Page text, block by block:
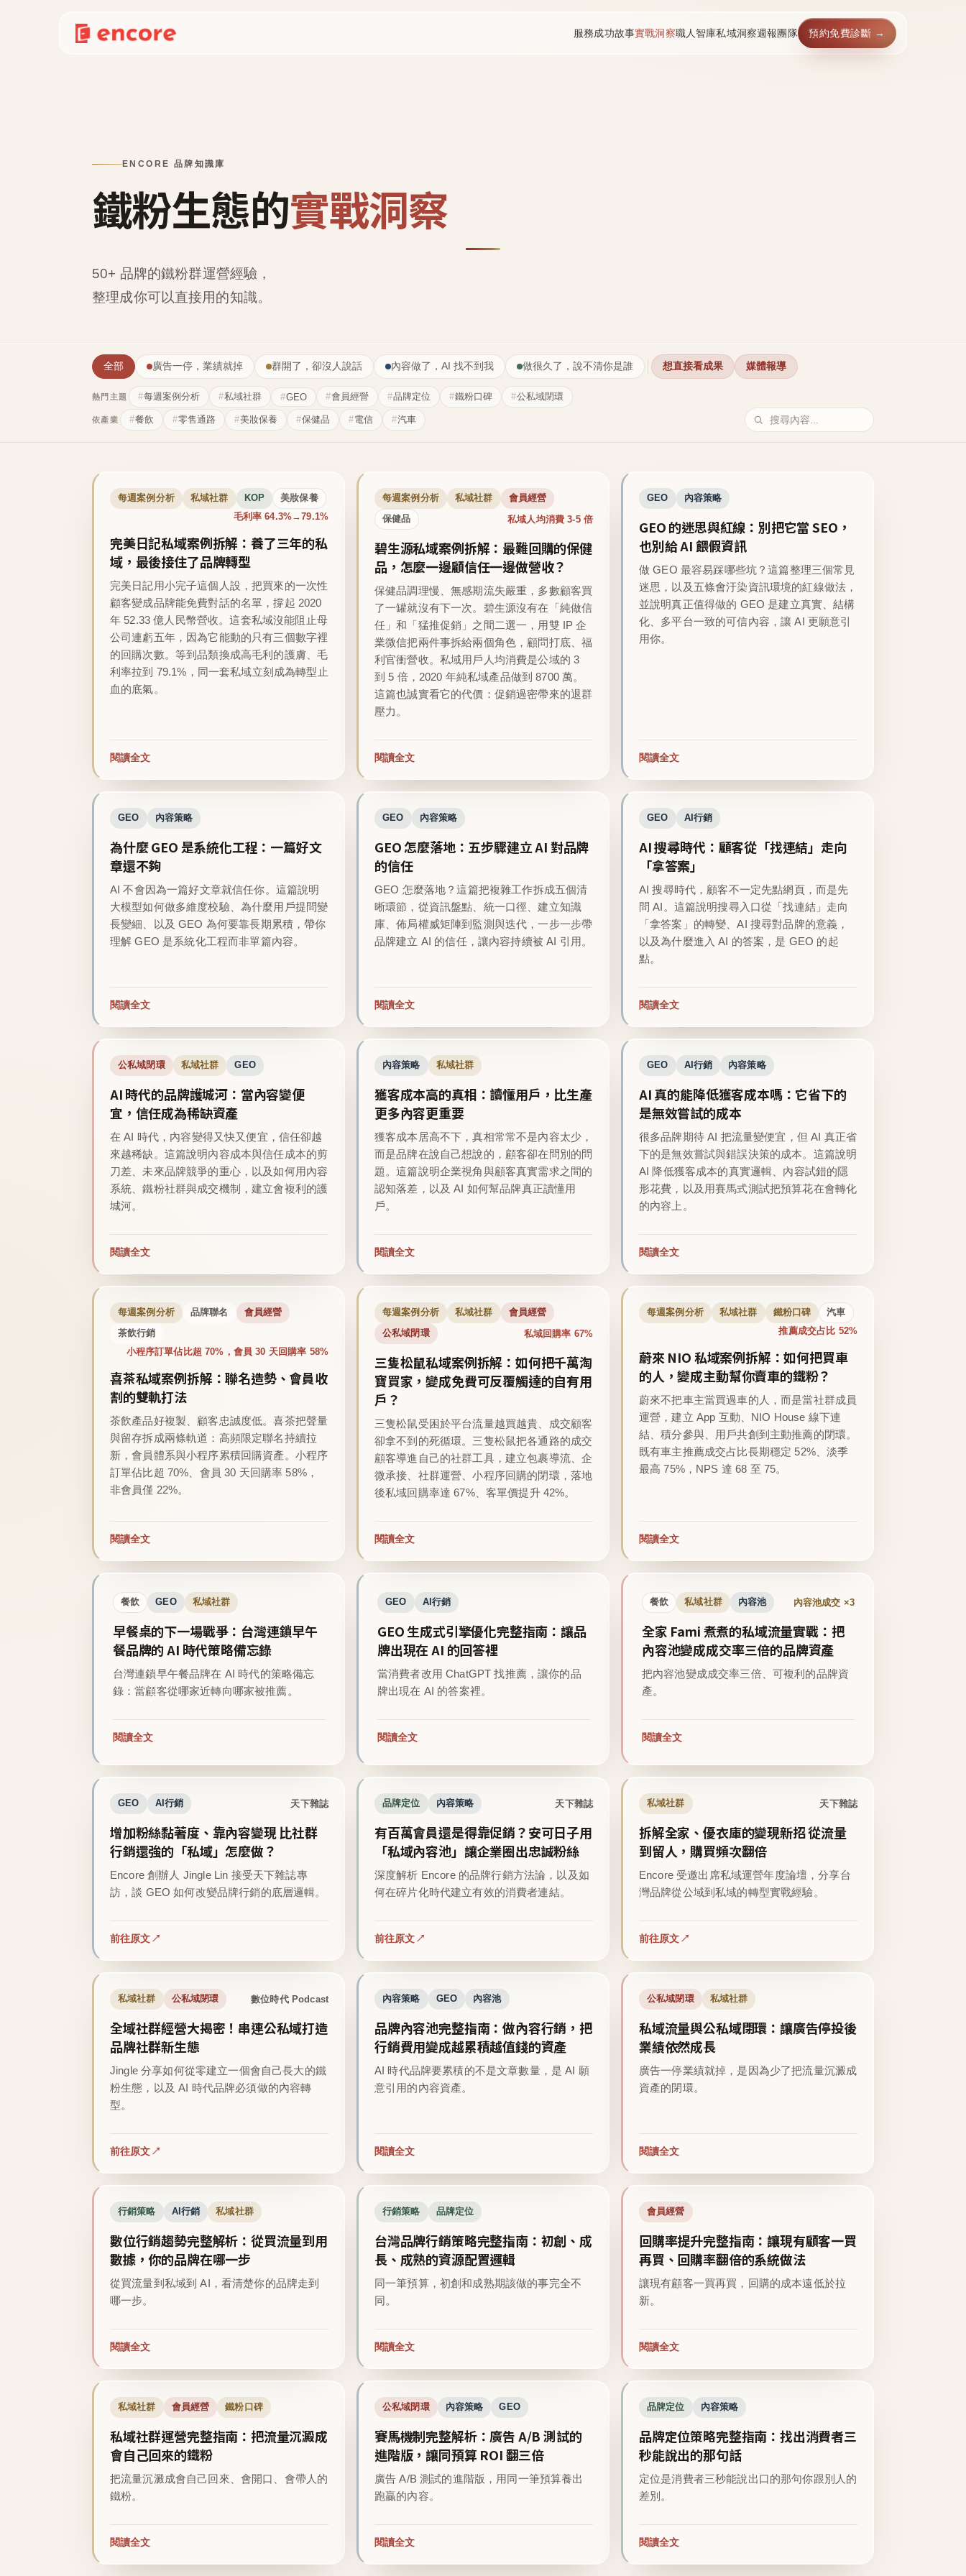
服務成功故事實戰洞察職人智庫私域洞察週報團隊 預約免費診斷 →
ENCORE 品牌知識庫
鐵粉生態的實戰洞察
50+ 品牌的鐵粉群運營經驗，
整理成你可以直接用的知識。
全部 廣告一停，業績就掉 群開了，卻沒人說話 內容做了，AI 找不到我 做很久了，說不清你是誰 想直接看成果 媒體報導
熱門主題 每週案例分析 私域社群 GEO 會員經營 品牌定位 鐵粉口碑 公私域閉環
依產業 餐飲 零售通路 美妝保養 保健品 電信 汽車
每週案例分析 私域社群 KOP 美妝保養
毛利率 64.3%→79.1%
完美日記私域案例拆解：養了三年的私
域，最後接住了品牌轉型
完美日記用小完子這個人設，把買來的一次性
顧客變成品牌能免費對話的名單，撐起 2020
年 52.33 億人民幣營收。這套私域沒能阻止母
公司連虧五年，因為它能動的只有三個數字裡
的回購次數。等到品類換成高毛利的護膚、毛
利率拉到 79.1%，同一套私域立刻成為轉型止
血的底氣。
閱讀全文
每週案例分析 私域社群 會員經營
保健品 私域人均消費 3-5 倍
碧生源私域案例拆解：最難回購的保健
品，怎麼一邊顧信任一邊做營收？
保健品調理慢、無感期流失嚴重，多數顧客買
了一罐就沒有下一次。碧生源沒有在「純做信
任」和「猛推促銷」之間二選一，用雙 IP 企
業微信把兩件事拆給兩個角色，顧問打底、福
利官衝營收。私域用戶人均消費是公域的 3
到 5 倍，2020 年純私域產品做到 8700 萬。
這篇也誠實看它的代價：促銷過密帶來的退群
壓力。
閱讀全文
GEO 內容策略
GEO 的迷思與紅線：別把它當 SEO，
也別給 AI 餵假資訊
做 GEO 最容易踩哪些坑？這篇整理三個常見
迷思，以及五條會汙染資訊環境的紅線做法，
並說明真正值得做的 GEO 是建立真實、結構
化、多平台一致的可信內容，讓 AI 更願意引
用你。
閱讀全文
GEO 內容策略
為什麼 GEO 是系統化工程：一篇好文
章還不夠
AI 不會因為一篇好文章就信任你。這篇說明
大模型如何做多維度校驗、為什麼用戶提問變
長變細、以及 GEO 為何要靠長期累積，帶你
理解 GEO 是系統化工程而非單篇內容。
閱讀全文
GEO 內容策略
GEO 怎麼落地：五步驟建立 AI 對品牌
的信任
GEO 怎麼落地？這篇把複雜工作拆成五個清
晰環節，從資訊盤點、統一口徑、建立知識
庫、佈局權威矩陣到監測與迭代，一步一步帶
品牌建立 AI 的信任，讓內容持續被 AI 引用。
閱讀全文
GEO AI行銷
AI 搜尋時代：顧客從「找連結」走向
「拿答案」
AI 搜尋時代，顧客不一定先點網頁，而是先
問 AI。這篇說明搜尋入口從「找連結」走向
「拿答案」的轉變、AI 搜尋對品牌的意義，
以及為什麼進入 AI 的答案，是 GEO 的起
點。
閱讀全文
公私域閉環 私域社群 GEO
AI 時代的品牌護城河：當內容變便
宜，信任成為稀缺資產
在 AI 時代，內容變得又快又便宜，信任卻越
來越稀缺。這篇說明內容成本與信任成本的剪
刀差、未來品牌競爭的重心，以及如何用內容
系統、鐵粉社群與成交機制，建立會複利的護
城河。
閱讀全文
內容策略 私域社群
獲客成本高的真相：讀懂用戶，比生產
更多內容更重要
獲客成本居高不下，真相常常不是內容太少，
而是品牌在說自己想說的，顧客卻在問別的問
題。這篇說明企業視角與顧客真實需求之間的
認知落差，以及 AI 如何幫品牌真正讀懂用
戶。
閱讀全文
GEO AI行銷 內容策略
AI 真的能降低獲客成本嗎：它省下的
是無效嘗試的成本
很多品牌期待 AI 把流量變便宜，但 AI 真正省
下的是無效嘗試與錯誤決策的成本。這篇說明
AI 降低獲客成本的真實邏輯、內容試錯的隱
形花費，以及用賽馬式測試把預算花在會轉化
的內容上。
閱讀全文
每週案例分析 品牌聯名 會員經營
茶飲行銷
小程序訂單佔比超 70%，會員 30 天回購率 58%
喜茶私域案例拆解：聯名造勢、會員收
割的雙軌打法
茶飲產品好複製、顧客忠誠度低。喜茶把聲量
與留存拆成兩條軌道：高頻限定聯名持續拉
新，會員體系與小程序累積回購資產。小程序
訂單佔比超 70%、會員 30 天回購率 58%，
非會員僅 22%。
閱讀全文
每週案例分析 私域社群 會員經營
公私域閉環 私域回購率 67%
三隻松鼠私域案例拆解：如何把千萬淘
寶買家，變成免費可反覆觸達的自有用
戶？
三隻松鼠受困於平台流量越買越貴、成交顧客
卻拿不到的死循環。三隻松鼠把各通路的成交
顧客導進自己的社群工具，建立包裹導流、企
微承接、社群運營、小程序回購的閉環，落地
後私域回購率達 67%、客單價提升 42%。
閱讀全文
每週案例分析 私域社群 鐵粉口碑 汽車
推薦成交占比 52%
蔚來 NIO 私域案例拆解：如何把買車
的人，變成主動幫你賣車的鐵粉？
蔚來不把車主當買過車的人，而是當社群成員
運營，建立 App 互動、NIO House 線下連
結、積分參與、用戶共創到主動推薦的閉環。
既有車主推薦成交占比長期穩定 52%、淡季
最高 75%，NPS 達 68 至 75。
閱讀全文
餐飲 GEO 私域社群
早餐桌的下一場戰爭：台灣連鎖早午
餐品牌的 AI 時代策略備忘錄
台灣連鎖早午餐品牌在 AI 時代的策略備忘
錄：當顧客從哪家近轉向哪家被推薦。
閱讀全文
GEO AI行銷
GEO 生成式引擎優化完整指南：讓品
牌出現在 AI 的回答裡
當消費者改用 ChatGPT 找推薦，讓你的品
牌出現在 AI 的答案裡。
閱讀全文
餐飲 私域社群 內容池 內容池成交 ×3
全家 Fami 煮煮的私域流量實戰：把
內容池變成成交率三倍的品牌資產
把內容池變成成交率三倍、可複利的品牌資
產。
閱讀全文
GEO AI行銷 天下雜誌
增加粉絲黏著度、靠內容變現 比社群
行銷還強的「私域」怎麼做？
Encore 創辦人 Jingle Lin 接受天下雜誌專
訪，談 GEO 如何改變品牌行銷的底層邏輯。
前往原文
品牌定位 內容策略 天下雜誌
有百萬會員還是得靠促銷？安可日子用
「私域內容池」讓企業圈出忠誠粉絲
深度解析 Encore 的品牌行銷方法論，以及如
何在碎片化時代建立有效的消費者連結。
前往原文
私域社群 天下雜誌
拆解全家、優衣庫的變現新招 從流量
到留人，購買頻次翻倍
Encore 受邀出席私域運營年度論壇，分享台
灣品牌從公域到私域的轉型實戰經驗。
前往原文
私域社群 公私域閉環 數位時代 Podcast
全域社群經營大揭密！串連公私域打造
品牌社群新生態
Jingle 分享如何從零建立一個會自己長大的鐵
粉生態，以及 AI 時代品牌必須做的內容轉
型。
前往原文
內容策略 GEO 內容池
品牌內容池完整指南：做內容行銷，把
行銷費用變成越累積越值錢的資產
AI 時代品牌要累積的不是文章數量，是 AI 願
意引用的內容資產。
閱讀全文
公私域閉環 私域社群
私域流量與公私域閉環：讓廣告停投後
業績依然成長
廣告一停業績就掉，是因為少了把流量沉澱成
資產的閉環。
閱讀全文
行銷策略 AI行銷 私域社群
數位行銷趨勢完整解析：從買流量到用
數據，你的品牌在哪一步
從買流量到私域到 AI，看清楚你的品牌走到
哪一步。
閱讀全文
行銷策略 品牌定位
台灣品牌行銷策略完整指南：初創、成
長、成熟的資源配置邏輯
同一筆預算，初創和成熟期該做的事完全不
同。
閱讀全文
會員經營
回購率提升完整指南：讓現有顧客一買
再買、回購率翻倍的系統做法
讓現有顧客一買再買，回購的成本遠低於拉
新。
閱讀全文
私域社群 會員經營 鐵粉口碑
私域社群運營完整指南：把流量沉澱成
會自己回來的鐵粉
把流量沉澱成會自己回來、會開口、會帶人的
鐵粉。
閱讀全文
公私域閉環 內容策略 GEO
賽馬機制完整解析：廣告 A/B 測試的
進階版，讓同預算 ROI 翻三倍
廣告 A/B 測試的進階版，用同一筆預算養出
跑贏的內容。
閱讀全文
品牌定位 內容策略
品牌定位策略完整指南：找出消費者三
秒能說出的那句話
定位是消費者三秒能說出口的那句你跟別人的
差別。
閱讀全文